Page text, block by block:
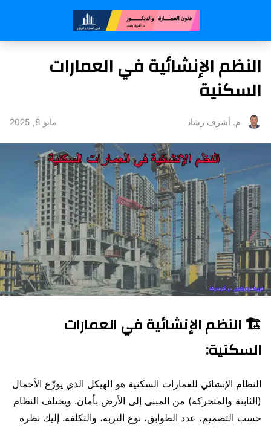
النظم الإنشائية في العمارات
السكنية
م. أشرف رشاد مايو 8, 2025
🏗️ النظم الإنشائية في العمارات
السكنية:
النظام الإنشائي للعمارات السكنية هو الهيكل الذي يوزّع الأحمال
(الثابتة والمتحركة) من المبنى إلى الأرض بأمان. ويختلف النظام
حسب التصميم، عدد الطوابق، نوع التربة، والتكلفة. إليك نظرة